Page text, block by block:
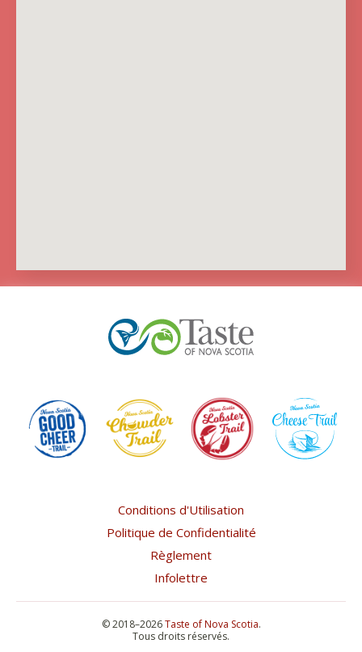
Conditions d'Utilisation
Politique de Confidentialité
Règlement
Infolettre
©2018–2026 Taste of Nova Scotia.
Tous droits réservés.